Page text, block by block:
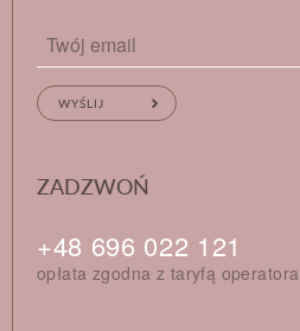
ZADZWOŃ
+48 696 022 121
opłata zgodna z taryfą operatora